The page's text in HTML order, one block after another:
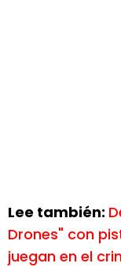
Lee también:
Drones" con
juegan en el